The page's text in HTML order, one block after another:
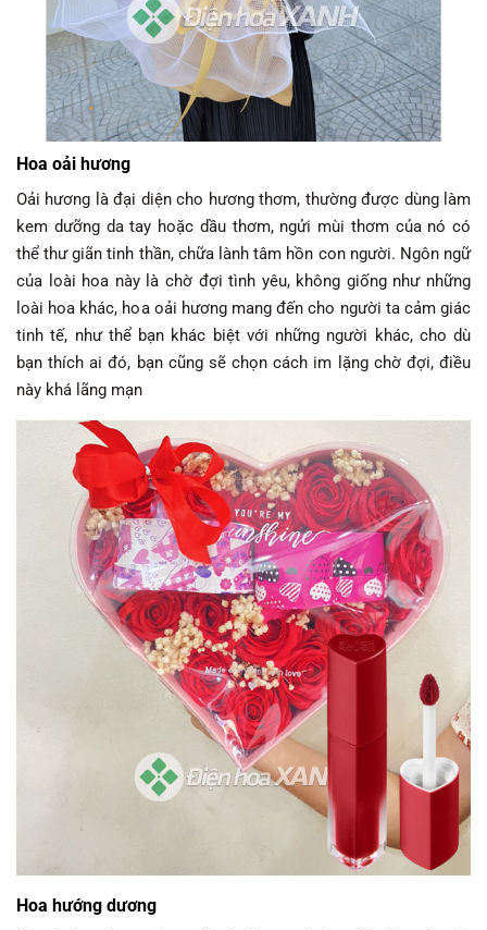
Hoa oải hương
Oải hương là đại diện cho hương thơm, thường được dùng làm
kem dưỡng da tay hoặc dầu thơm, ngửi mùi thơm của nó có
thể thư giãn tinh thần, chữa lành tâm hồn con người. Ngôn ngữ
của loài hoa này là chờ đợi tình yêu, không giống như những
loài hoa khác, hoa oải hương mang đến cho người ta cảm giác
tinh tế, như thể bạn khác biệt với những người khác, cho dù
bạn thích ai đó, bạn cũng sẽ chọn cách im lặng chờ đợi, điều
này khá lãng mạn
Hoa hướng dương